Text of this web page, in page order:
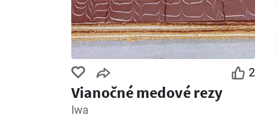
2
Vianočné medové rezy
Iwa